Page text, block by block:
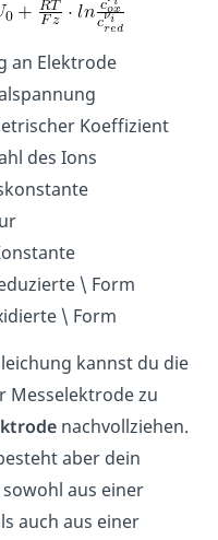
an Elektrode
Koeffizient
des Ions
\ Form
\ Form
kannst du die
Messelektrode zu
nachvollziehen.
aber dein
aus einer
auch aus einer